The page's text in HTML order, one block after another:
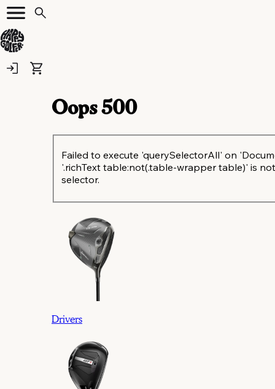
Oops500
Failed to execute 'querySelectorAll' on
'.richText table:not(.table-wrapper table)' is
selector.
Drivers